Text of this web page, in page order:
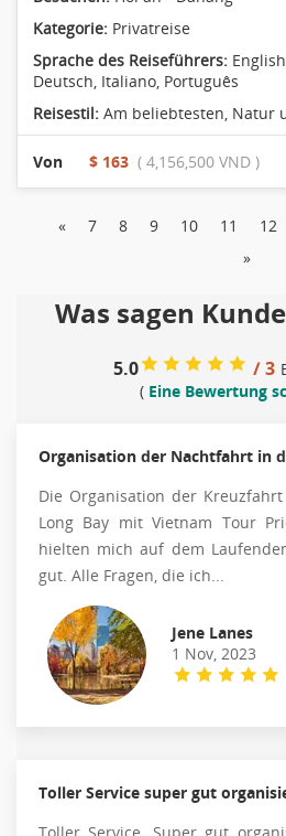
Kategorie: Privatreise
Sprache des Reiseführers:
Deutsch, Italiano, Português
Reisestil: Am beliebtesten Natur
Von $ 163 ( 4,156,500 VND )
« 7 8 9 10 11 12
»
Was sagen
5.0 / 3
( Eine Bewertung
Organisation der Nachtfahrt in
Die Organisation der
Long Bay mit Vietnam Tour
hielten mich auf dem
gut. Alle Fragen, die ich...
Jene Lanes
1 Nov, 2023
Toller Service super gut
Toller Service. Super gut